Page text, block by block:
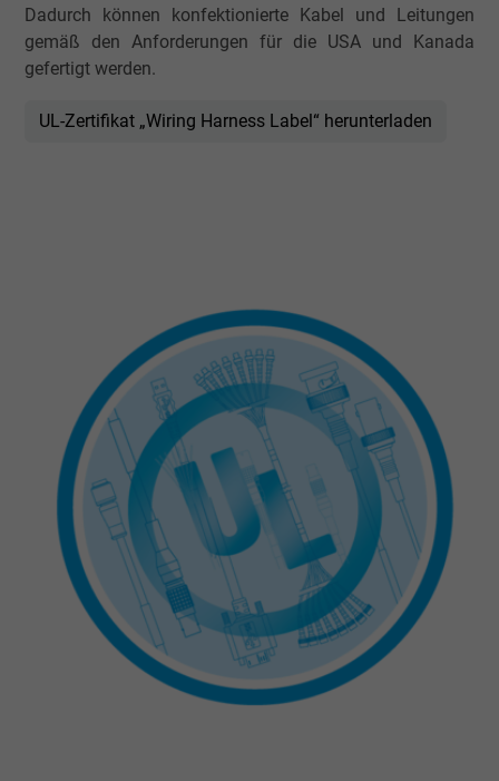
Dadurch können konfektionierte Kabel und Leitungen
gemäß den Anforderungen für die USA und Kanada
gefertigt werden.
UL-Zertifikat „Wiring Harness Label“ herunterladen